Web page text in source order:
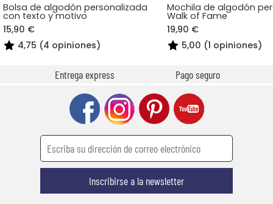
Bolsa de algodón personalizada
con texto y motivo
15,90 €
4,75 (4 opiniones)
Mochila de algodón
Walk of Fame
19,90 €
5,00 (1 opiniones)
Entrega express Pago seguro
Inscribirse a la newsletter